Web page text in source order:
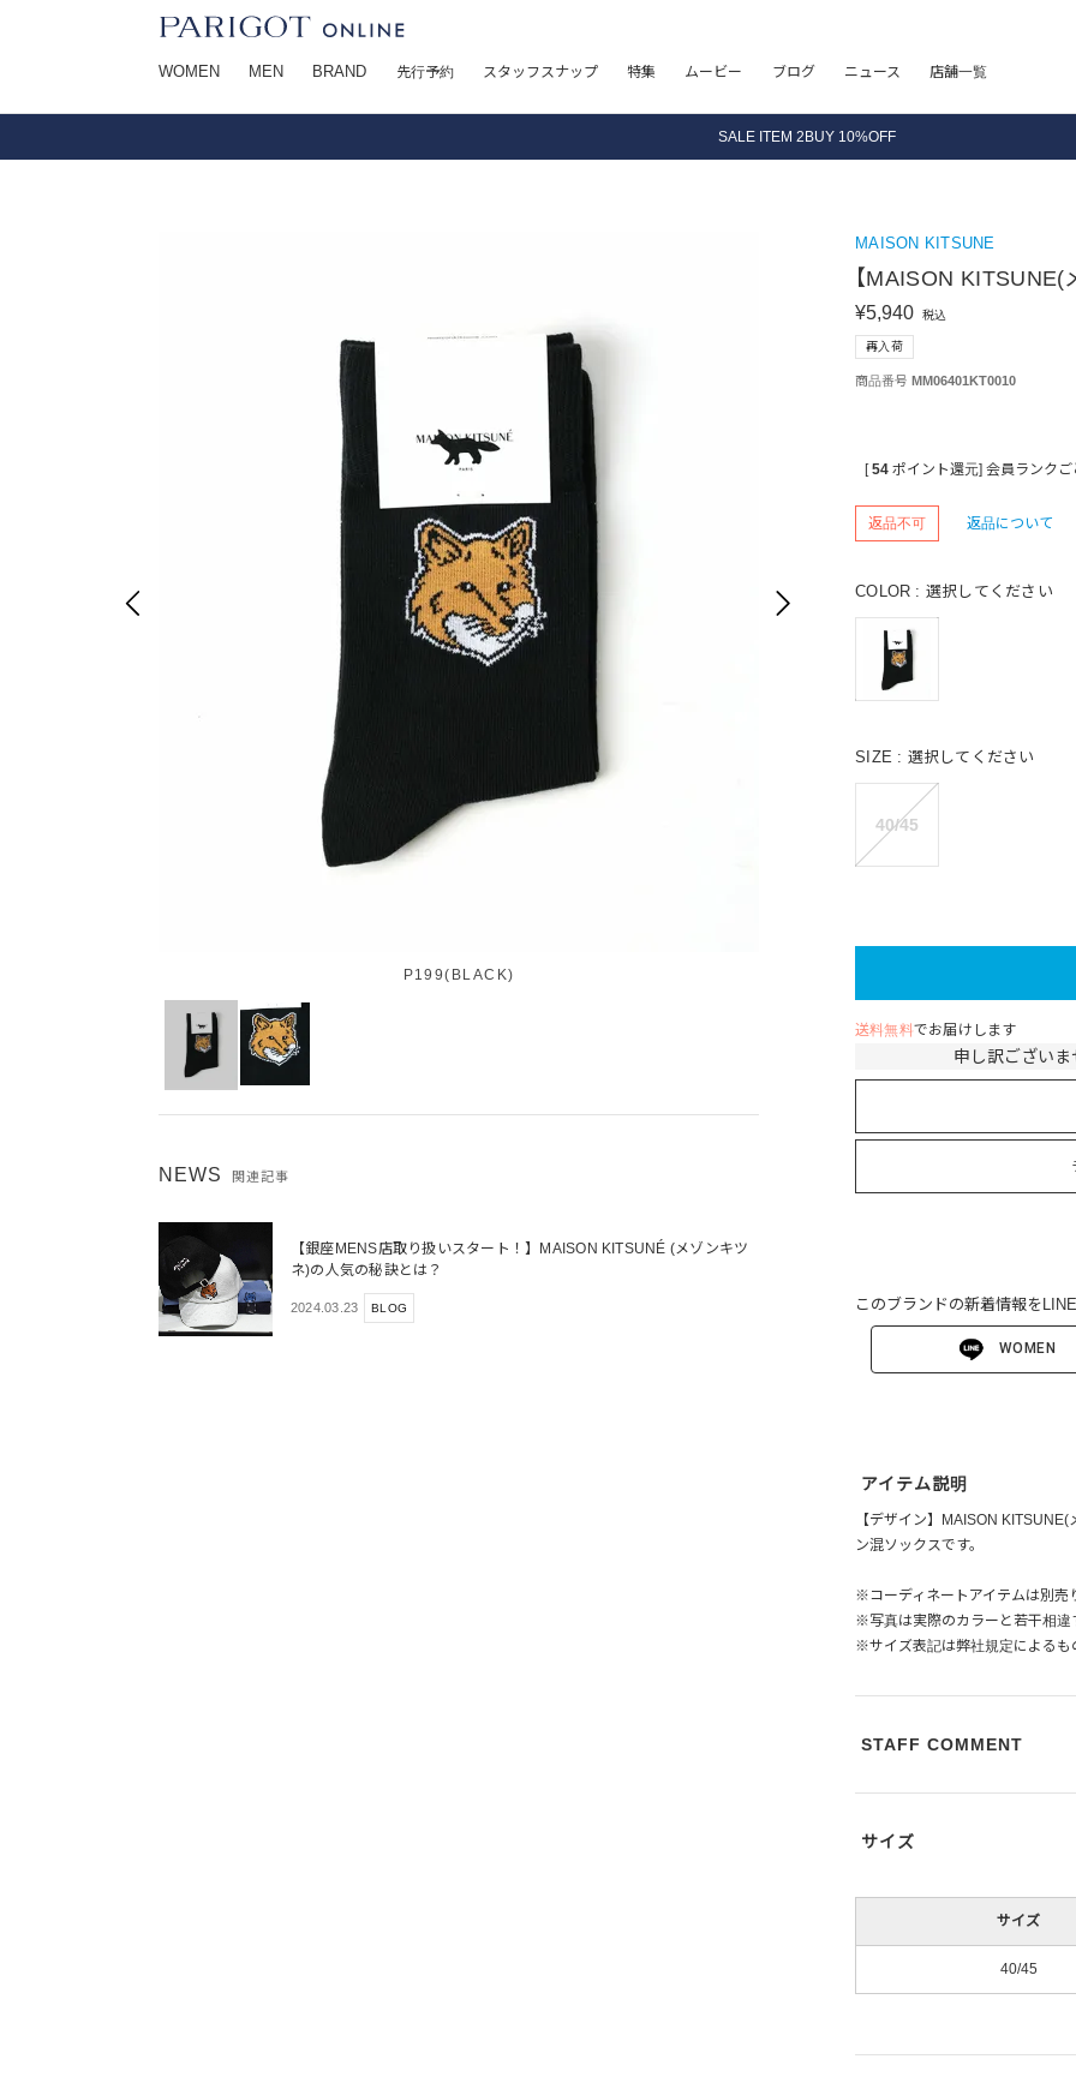
WOMEN MEN BRAND 先行予約 スタッフスナップ 特集 ムービー ブログ ニュース 店舗一覧
SALE ITEM 2BUY 10%OFF
P199(BLACK)
NEWS 関連記事
【銀座MENS店取り扱いスタート！】MAISON KITSUNÉ (メゾンキツ
ネ)の人気の秘訣とは？
2024.03.23 BLOG
MAISON KITSUNE
【MAISON KITSUNE(
¥5,940 税込
再入荷
商品番号 MM06401KT0010
[ 54 ポイント還元] 会員ランクご
返品不可 返品について
COLOR 選択してください
SIZE 選択してください
40/45
送料無料でお届けします
申し訳ございま
このブランドの新着情報を
WOMEN
アイテム説明
【デザイン】MAISON
ン混ソックスです。
※コーディネートアイテムは別売
※写真は実際のカラーと若干相違
※サイズ表記は弊社規定によるも
STAFF COMMENT
サイズ
サイズ
40/45